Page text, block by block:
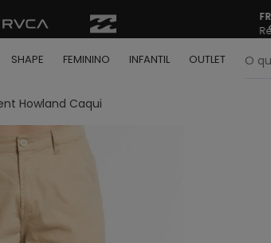
nas compras acima de R$ 499 | Consulte as
SHAPE FEMININO INFANTIL OUTLET
Howland Caqui
mais buscados
bone
moletom
camiseta